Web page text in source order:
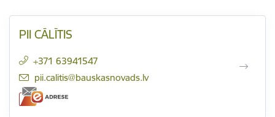
PII CĀLĪTIS
+371 63941547
E-pasts:
pii.calitis@bauskasnovads.lv